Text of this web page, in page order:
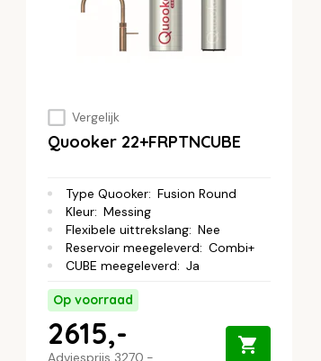
Vergelijk
Quooker 22+FRPTNCUBE
Type Quooker: Fusion Round
Kleur: Messing
Flexibele uittrekslang: Nee
Reservoir meegeleverd: Combi+
CUBE meegeleverd: Ja
Op voorraad
2615,-